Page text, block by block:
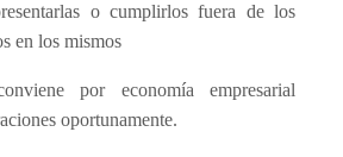
o cumplirlos fuera de los
en los mismos
por economía empresarial
oportunamente.